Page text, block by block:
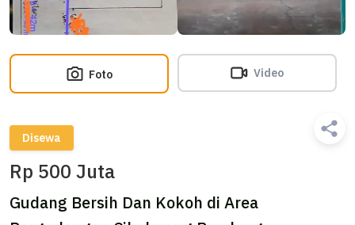
Foto Video
Disewa
Rp 500 Juta
Gudang Bersih Dan Kokoh di Area